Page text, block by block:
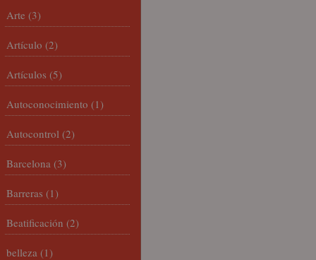
Arte (3)
Artículo (2)
Artículos (5)
Autoconocimiento (1)
Autocontrol (2)
Barcelona (3)
Barreras (1)
Beatificación (2)
belleza (1)